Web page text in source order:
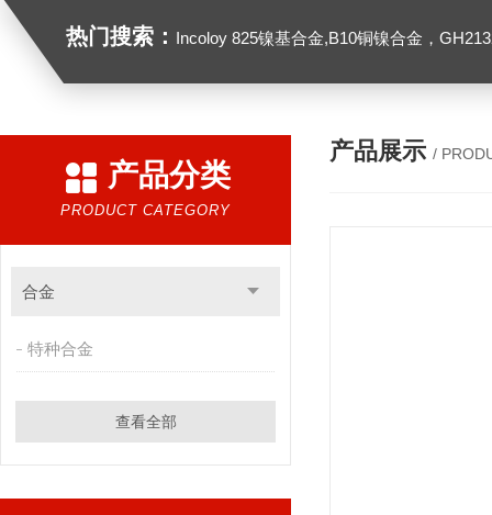
热门搜索： Incoloy 825镍基合金,B10铜镍合金，GH2132高温合金，C276
产品分类
PRODUCT CATEGORY
合金
特种合金
查看全部
产品展示 /